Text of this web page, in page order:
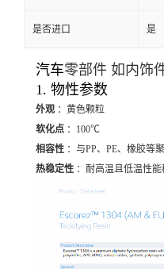
是否进口 是
汽车零部件 如内饰
1. 物性参数
外观 ：黄色颗粒
软化点 ：100℃
相容性 ：与PP、PE、橡胶等
热稳定性 ：耐高温且低温性能